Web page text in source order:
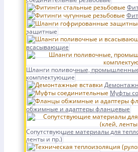
защитные
всасывающие
Шланги поливочные,
комплектующие
Муфты
обжимные и адаптеры фланцевые
Сопутствующие материалы для
ленты и пр.)